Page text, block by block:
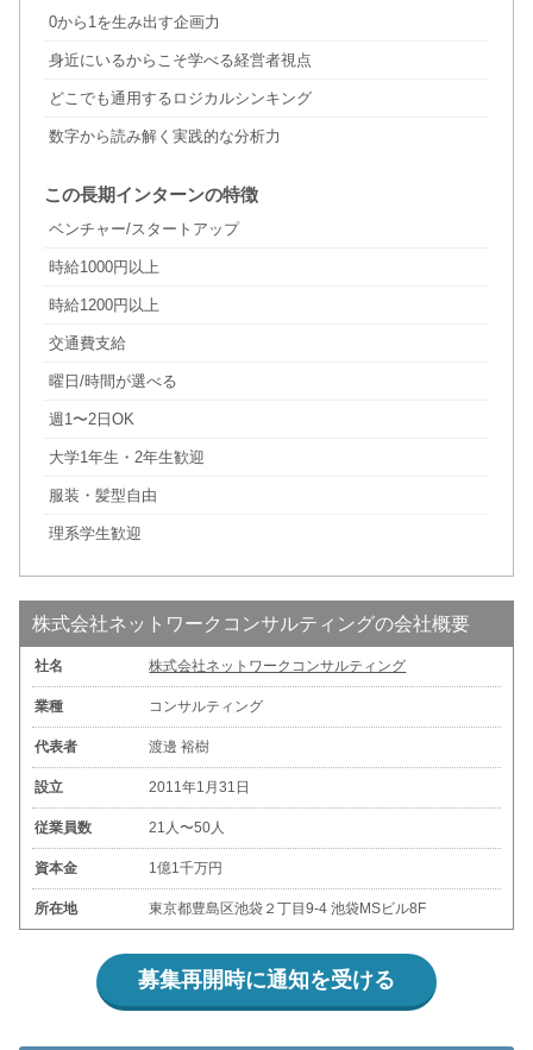
0から1を生み出す企画力
身近にいるからこそ学べる経営者視点
どこでも通用するロジカルシンキング
数字から読み解く実践的な分析力
この長期インターンの特徴
ベンチャー/スタートアップ
時給1000円以上
時給1200円以上
交通費支給
曜日/時間が選べる
週1〜2日OK
大学1年生・2年生歓迎
服装・髪型自由
理系学生歓迎
株式会社ネットワークコンサルティングの会社概要
社名 株式会社ネットワークコンサルティング
業種 コンサルティング
代表者 渡邊 裕樹
設立 2011年1月31日
従業員数 21人〜50人
資本金 1億1千万円
所在地 東京都豊島区池袋２丁目9-4 池袋MSビル8F
募集再開時に通知を受ける